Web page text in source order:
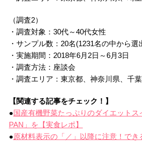
（調査2）
・調査対象：30代～40代女性
・サンプル数：20名(1231名の中から選
・実施期間：2018年6月2日～6月3日
・調査方法：座談会
・調査エリア：東京都、神奈川県、千
【関連する記事をチェック！】
●国産有機野菜たっぷりのダイエットス
PAN」を【実食レポ】
●原材料表示の「／」以降に注意！でき